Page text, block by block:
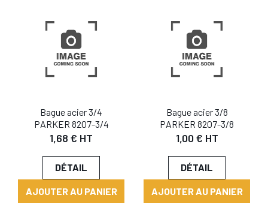
Bague acier 3/4
PARKER 8207-3/4
1,68 € HT
DÉTAIL
AJOUTER AU PANIER
Bague acier 3/8
PARKER 8207-3/8
1,00 € HT
DÉTAIL
AJOUTER AU PANIER